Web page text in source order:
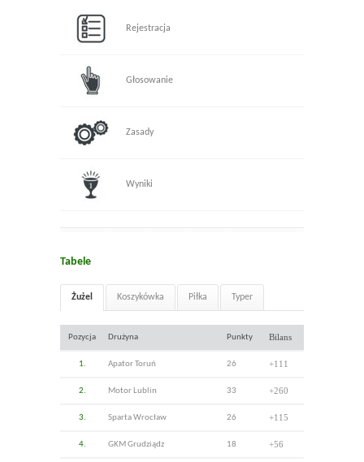
Rejestracja
Głosowanie
Zasady
Wyniki
Tabele
Żużel Koszykówka Piłka Typer
Pozycja Drużyna Punkty Bilans
1. Apator Toruń 26 +111
2. Motor Lublin 33 +260
3. Sparta Wrocław 26 +115
4. GKM Grudziądz 18 +56